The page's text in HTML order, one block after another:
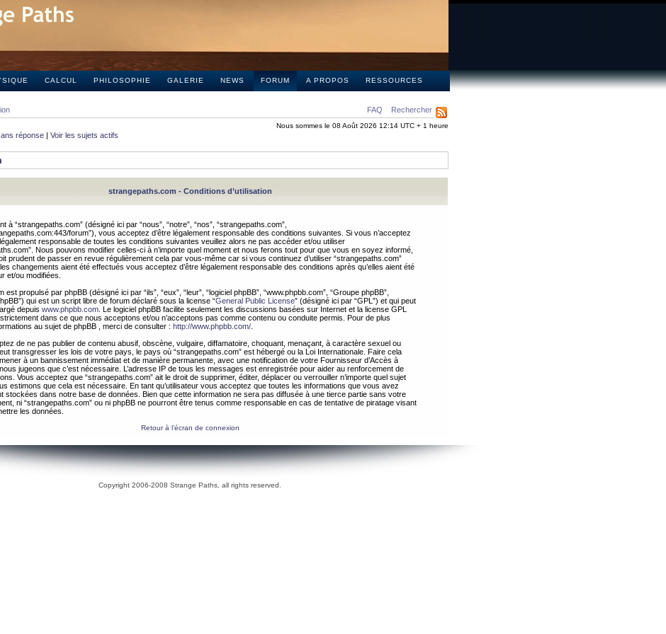
CALCUL PHILOSOPHIE GALERIE NEWS FORUM A PROPOS RESSOURCES
FAQ Rechercher
Nous sommes le 08 Août 2026 12:14 UTC + 1 heure
réponse | Voir les sujets actifs
strangepaths.com - Conditions d’utilisation
à “strangepaths.com” (désigné ici par “nous”, “notre”, “nos”, “strangepaths.com”,
forum”), vous acceptez d’être légalement responsable des conditions suivantes. Si vous n’acceptez
responsable de toutes les conditions suivantes veuillez alors ne pas accéder et/ou utiliser
Nous pouvons modifier celles-ci à n’importe quel moment et nous ferons tout pour que vous en soyez informé,
prudent de passer en revue régulièrement cela par vous-même car si vous continuez d’utiliser “strangepaths.com”
changements aient été effectués vous acceptez d’être légalement responsable des conditions après qu’elles aient été
et/ou modifiées.
est propulsé par phpBB (désigné ici par “ils”, “eux”, “leur”, “logiciel phpBB”, “www.phpbb.com”, “Groupe phpBB”,
qui est un script libre de forum déclaré sous la license “General Public License” (désigné ici par “GPL”) et qui peut
depuis www.phpbb.com . Le logiciel phpBB facilite seulement les discussions basées sur Internet et la license GPL
dans ce que nous acceptons et/ou n’acceptons pas comme contenu ou conduite permis. Pour de plus
au sujet de phpBB , merci de consulter : http://www.phpbb.com/
de ne pas publier de contenu abusif, obscène, vulgaire, diffamatoire, choquant, menaçant, à caractère sexuel ou
transgresser les lois de votre pays, le pays où “strangepaths.com” est hébergé ou la Loi Internationale. Faire cela
à un bannissement immédiat et de manière permanente, avec une notification de votre Fournisseur d’Accès à
jugeons que c’est nécessaire. L’adresse IP de tous les messages est enregistrée pour aider au renforcement de
Vous acceptez que “strangepaths.com” ait le droit de supprimer, éditer, déplacer ou verrouiller n’importe quel sujet
estimons que cela est nécessaire. En tant qu’utilisateur vous acceptez que toutes les informations que vous avez
stockées dans notre base de données. Bien que cette information ne sera pas diffusée à une tierce partie sans votre
ni “strangepaths.com” ou ni phpBB ne pourront être tenus comme responsable en cas de tentative de piratage visant
les données.
Retour à l’écran de connexion
Copyright 2006-2008 Strange Paths, all rights reserved.